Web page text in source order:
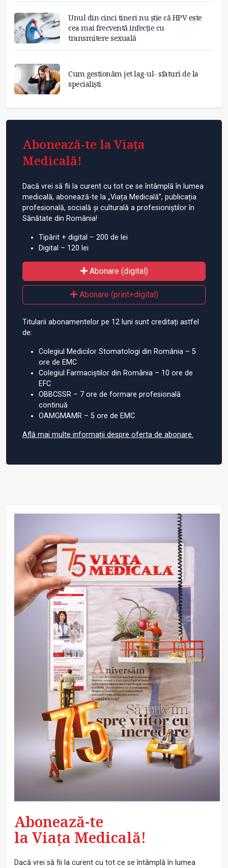
Unul din cinci tineri nu știe că HPV este
cea mai frecventă infecție cu
transmitere sexuală
Cum gestionăm jet lag-ul- sfaturi de la
specialiști
Abonează-te la Viața
Medicală!
Dacă vrei să fii la curent cu tot ce se întâmplă în lumea
medicală, abonează-te la „Viața Medicală”, publicația
profesională, socială și culturală a profesioniștilor în
Sănătate din România!
Tipărit + digital – 200 de lei
Digital – 120 lei
Abonare (digital)
Abonare (print+digital)
Titularii abonamentelor pe 12 luni sunt creditați astfel
de:
Colegiul Medicilor Stomatologi din România – 5
ore de EMC
Colegiul Farmaciștilor din România – 10 ore de
EFC
OBBCSSR – 7 ore de formare profesională
continuă
OAMGMAMR – 5 ore de EMC
Află mai multe informații despre oferta de abonare.
Abonează-te
la Viața Medicală!
Dacă vrei să fii la curent cu tot ce se întâmplă în lumea